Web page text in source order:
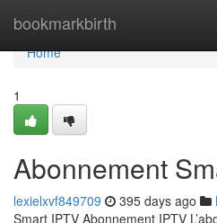
bookmarkbirth
Home
Home
1
Abonnement
lexielxvf849709 395 days ago
Smart IPTV Abonnement IPTV